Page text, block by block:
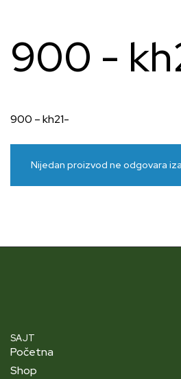
900 -
900 – kh21-
Nijedan proizvod ne odgovara
SAJT
Početna
Shop